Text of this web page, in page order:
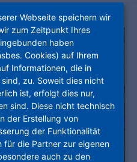
Webseite speichern wir
zum Zeitpunkt Ihres
haben
Cookies) auf Ihrem
Informationen, die in
zu. Soweit dies nicht
ist, erfolgt dies nur,
sind. Diese nicht technisch
der Erstellung von
der Funktionalität
für die Partner zur eigenen
auch zu den